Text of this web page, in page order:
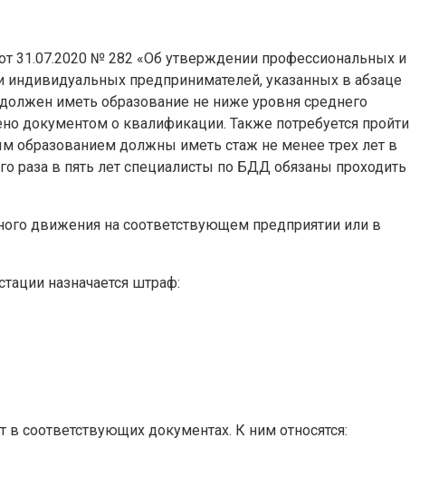
31.07.2020 № 282 «Об утверждении профессиональных и
предпринимателей, указанных в абзаце
иметь образование не ниже уровня среднего
документом о квалификации. Также потребуется пройти
образованием должны иметь стаж не менее трех лет в
раза в пять лет специалисты по БДД обязаны проходить
движения на соответствующем предприятии или в
назначается штраф:
документах. К ним относятся: